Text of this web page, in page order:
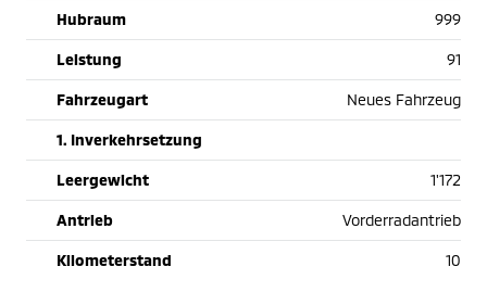
Hubraum 999
Leistung 91
Fahrzeugart Neues Fahrzeug
1. Inverkehrsetzung
Leergewicht 1'172
Antrieb Vorderradantrieb
Kilometerstand 10